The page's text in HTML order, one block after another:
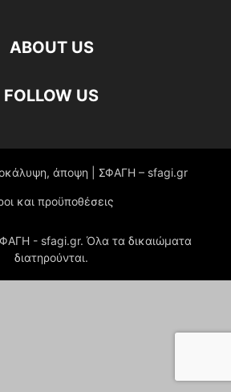
ABOUT US
FOLLOW US
άποψη | ΣΦΑΓΗ – sfagi.gr
και προϋποθέσεις
- sfagi.gr. Όλα τα δικαιώματα
διατηρούνται.